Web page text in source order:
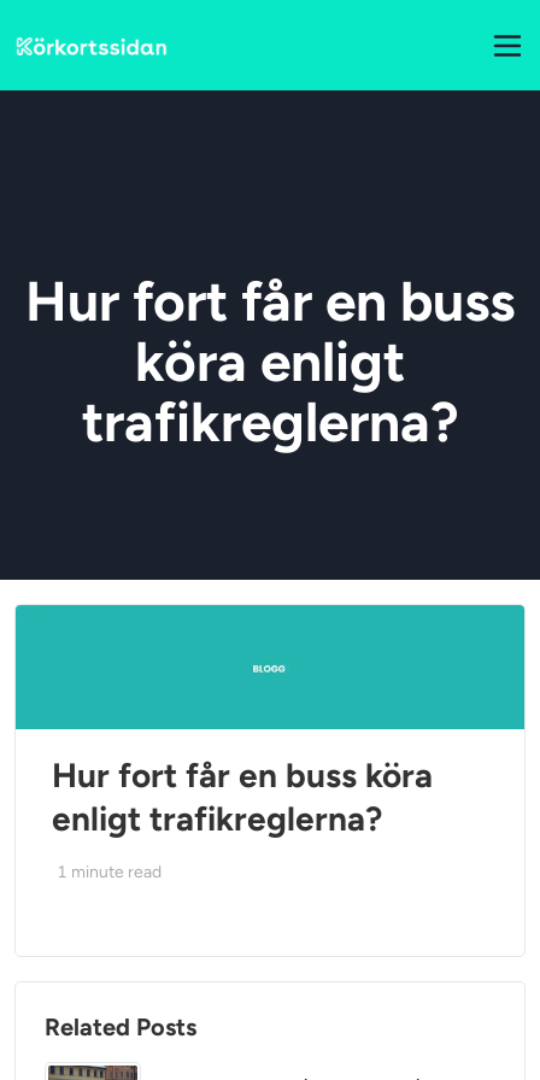
Hur fort får en buss
köra enligt
trafikreglerna?
Hur fort får en buss köra
enligt trafikreglerna?
1 minute read
Related Posts